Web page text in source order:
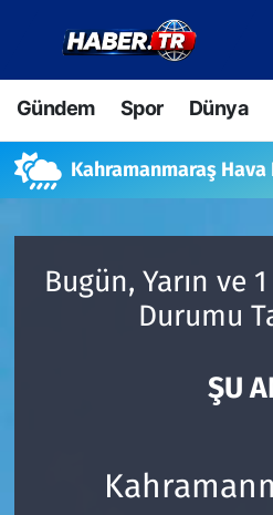
Gündem Spor Dünya
Kahramanmaraş Hava
Bugün, Yarın ve
Durumu
ŞU
Gündem
Spor
Dünya
Bilim ve Teknoloji
Hava Durumu
Trafik Durumu
Süper Lig Puan Durumu
Son Dakika Haberleri